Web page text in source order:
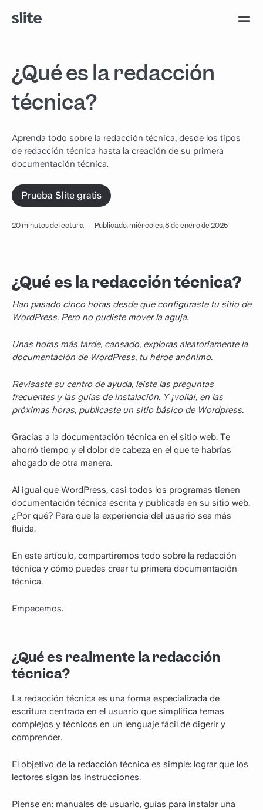
¿Qué es la redacción
técnica?
Aprenda todo sobre la redacción técnica, desde los tipos
de redacción técnica hasta la creación de su primera
documentación técnica.
Prueba Slite gratis
20 minutos de lectura · Publicado: miércoles, 8 de enero de 2025
¿Qué es la redacción técnica?
Han pasado cinco horas desde que configuraste tu sitio de
WordPress. Pero no pudiste mover la aguja.
Unas horas más tarde, cansado, exploras aleatoriamente la
documentación de WordPress, tu héroe anónimo.
Revisaste su centro de ayuda, leíste las preguntas
frecuentes y las guías de instalación. Y ¡voilà!, en las
próximas horas, publicaste un sitio básico de Wordpress.
Gracias a la documentación técnica en el sitio web. Te
ahorró tiempo y el dolor de cabeza en el que te habrías
ahogado de otra manera.
Al igual que WordPress, casi todos los programas tienen
documentación técnica escrita y publicada en su sitio web.
¿Por qué? Para que la experiencia del usuario sea más
fluida.
En este artículo, compartiremos todo sobre la redacción
técnica y cómo puedes crear tu primera documentación
técnica.
Empecemos.
¿Qué es realmente la redacción
técnica?
La redacción técnica es una forma especializada de
escritura centrada en el usuario que simplifica temas
complejos y técnicos en un lenguaje fácil de digerir y
comprender.
El objetivo de la redacción técnica es simple: lograr que los
lectores sigan las instrucciones.
Piense en: manuales de usuario, guías para instalar una